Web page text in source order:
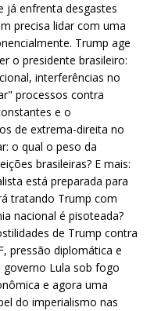
já enfrenta desgastes
precisa lidar com uma
Trump age
o presidente brasileiro:
interferências no
processos contra
e o
de extrema-direita no
o qual o peso da
brasileiras? E mais:
está preparada para
tratando Trump com
nacional é pisoteada?
de Trump contra
pressão diplomática e
governo Lula sob fogo
e agora uma
do imperialismo nas